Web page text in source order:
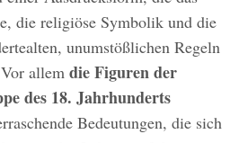
die religiöse Symbolik und die
unumstößlichen Regeln
allem die Figurender
des 18. Jahrhunderts
Bedeutungen, die sich